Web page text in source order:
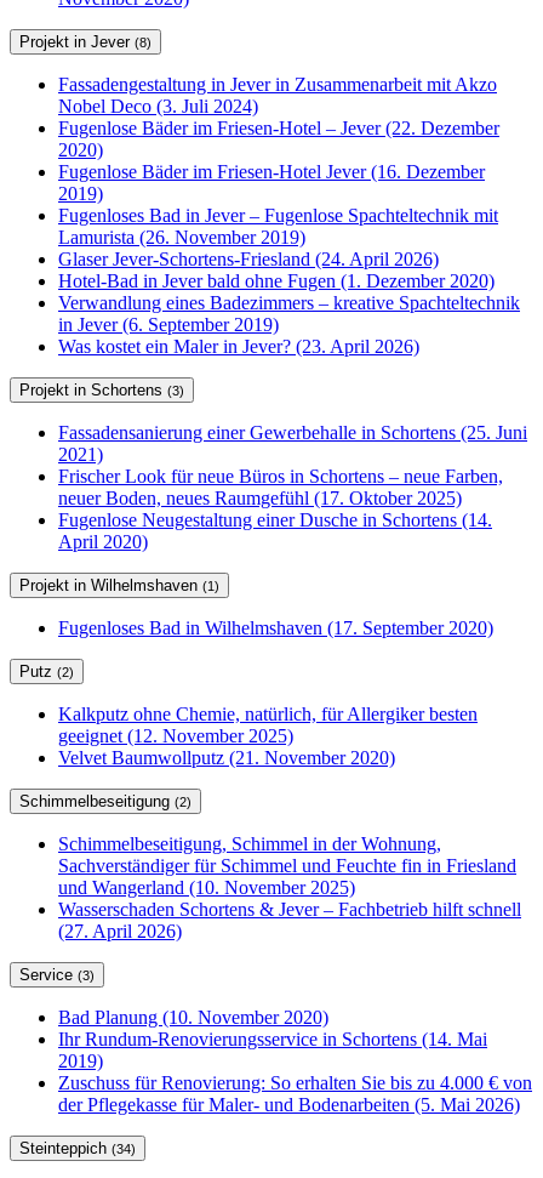
Projekt in Jever (8)
Fassadengestaltung in Jever in Zusammenarbeit mit Akzo
Nobel Deco (3. Juli 2024)
Fugenlose Bäder im Friesen-Hotel – Jever (22. Dezember
2020)
Fugenlose Bäder im Friesen-Hotel Jever (16. Dezember
2019)
Fugenloses Bad in Jever – Fugenlose Spachteltechnik mit
Lamurista (26. November 2019)
Glaser Jever-Schortens-Friesland (24. April 2026)
Hotel-Bad in Jever bald ohne Fugen (1. Dezember 2020)
Verwandlung eines Badezimmers – kreative Spachteltechnik
in Jever (6. September 2019)
Was kostet ein Maler in Jever? (23. April 2026)
Projekt in Schortens (3)
Fassadensanierung einer Gewerbehalle in Schortens (25. Juni
2021)
Frischer Look für neue Büros in Schortens – neue Farben,
neuer Boden, neues Raumgefühl (17. Oktober 2025)
Fugenlose Neugestaltung einer Dusche in Schortens (14.
April 2020)
Projekt in Wilhelmshaven (1)
Fugenloses Bad in Wilhelmshaven (17. September 2020)
Putz (2)
Kalkputz ohne Chemie, natürlich, für Allergiker besten
geeignet (12. November 2025)
Velvet Baumwollputz (21. November 2020)
Schimmelbeseitigung (2)
Schimmelbeseitigung, Schimmel in der Wohnung,
Sachverständiger für Schimmel und Feuchte fin in Friesland
und Wangerland (10. November 2025)
Wasserschaden Schortens & Jever – Fachbetrieb hilft schnell
(27. April 2026)
Service (3)
Bad Planung (10. November 2020)
Ihr Rundum-Renovierungsservice in Schortens (14. Mai
2019)
Zuschuss für Renovierung: So erhalten Sie bis zu 4.000 € von
der Pflegekasse für Maler- und Bodenarbeiten (5. Mai 2026)
Steinteppich (34)